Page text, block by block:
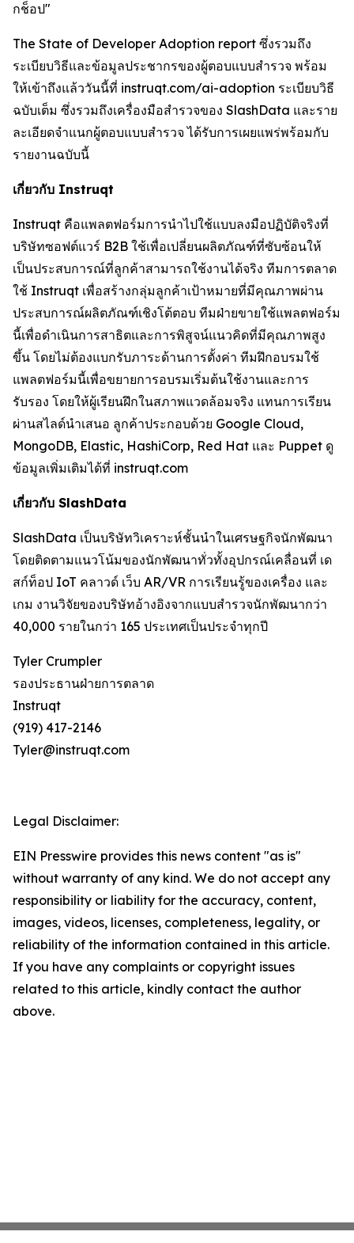
กช็อป"
The State of Developer Adoption report ซึ่งรวมถึง
ระเบียบวิธีและข้อมูลประชากรของผู้ตอบแบบสำรวจ พร้อม
ให้เข้าถึงแล้ววันนี้ที่ instruqt.com/ai-adoption ระเบียบวิธี
ฉบับเต็ม ซึ่งรวมถึงเครื่องมือสำรวจของ SlashData และราย
ละเอียดจำแนกผู้ตอบแบบสำรวจ ได้รับการเผยแพร่พร้อมกับ
รายงานฉบับนี้
เกี่ยวกับ Instruqt
Instruqt คือแพลตฟอร์มการนำไปใช้แบบลงมือปฏิบัติจริงที่
บริษัทซอฟต์แวร์ B2B ใช้เพื่อเปลี่ยนผลิตภัณฑ์ที่ซับซ้อนให้
เป็นประสบการณ์ที่ลูกค้าสามารถใช้งานได้จริง ทีมการตลาด
ใช้ Instruqt เพื่อสร้างกลุ่มลูกค้าเป้าหมายที่มีคุณภาพผ่าน
ประสบการณ์ผลิตภัณฑ์เชิงโต้ตอบ ทีมฝ่ายขายใช้แพลตฟอร์ม
นี้เพื่อดำเนินการสาธิตและการพิสูจน์แนวคิดที่มีคุณภาพสูง
ขึ้น โดยไม่ต้องแบกรับภาระด้านการตั้งค่า ทีมฝึกอบรมใช้
แพลตฟอร์มนี้เพื่อขยายการอบรมเริ่มต้นใช้งานและการ
รับรอง โดยให้ผู้เรียนฝึกในสภาพแวดล้อมจริง แทนการเรียน
ผ่านสไลด์นำเสนอ ลูกค้าประกอบด้วย Google Cloud,
MongoDB, Elastic, HashiCorp, Red Hat และ Puppet ดู
ข้อมูลเพิ่มเติมได้ที่ instruqt.com
เกี่ยวกับ SlashData
SlashData เป็นบริษัทวิเคราะห์ชั้นนำในเศรษฐกิจนักพัฒนา
โดยติดตามแนวโน้มของนักพัฒนาทั่วทั้งอุปกรณ์เคลื่อนที่ เด
สก์ท็อป IoT คลาวด์ เว็บ AR/VR การเรียนรู้ของเครื่อง และ
เกม งานวิจัยของบริษัทอ้างอิงจากแบบสำรวจนักพัฒนากว่า
40,000 รายในกว่า 165 ประเทศเป็นประจำทุกปี
Tyler Crumpler
รองประธานฝ่ายการตลาด
Instruqt
(919) 417-2146
Tyler@instruqt.com
Legal Disclaimer:
EIN Presswire provides this news content "as is"
without warranty of any kind. We do not accept any
responsibility or liability for the accuracy, content,
images, videos, licenses, completeness, legality, or
reliability of the information contained in this article.
If you have any complaints or copyright issues
related to this article, kindly contact the author
above.